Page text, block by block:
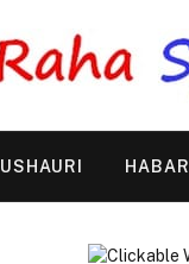
USHAURI HABARI